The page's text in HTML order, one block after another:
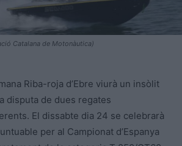
Catalana de Motonàutica)
Riba-roja d’Ebre viurà un insòlit
disputa de dues regates
El dissabte dia 24 se celebrarà
per al Campionat d’Espanya